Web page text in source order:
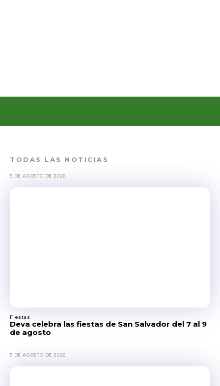
TODAS LAS NOTICIAS
5 DE AGOSTO DE 2026
Fiestas
Deva celebra las fiestas de San Salvador del 7 al 9
de agosto
5 DE AGOSTO DE 2026